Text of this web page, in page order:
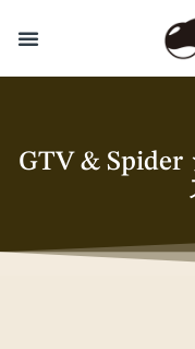
GTV &